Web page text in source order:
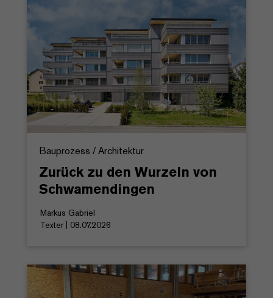
Bauprozess / Architektur
Zurück zu den Wurzeln von
Schwamendingen
Markus Gabriel
Texter | 08.07.2026